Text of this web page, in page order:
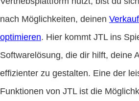
nach Möglichkeiten, deinen
optimieren. Hier kommt JTL ins
Softwarelösung, die dir hilft, deine
effizienter zu gestalten. Eine der
Funktionen von JTL ist die